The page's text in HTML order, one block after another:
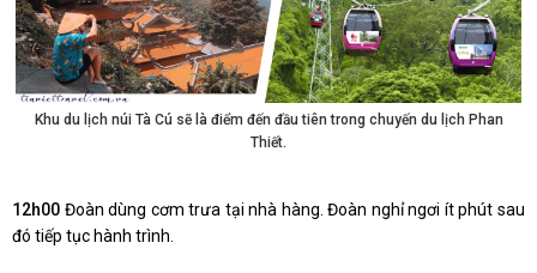
Khu du lịch núi Tà Cú sẽ là điểm đến đầu tiên trong chuyến du lịch Phan
Thiết.
12h00 Đoàn dùng cơm trưa tại nhà hàng. Đoàn nghỉ ngơi ít phút sau
đó tiếp tục hành trình.